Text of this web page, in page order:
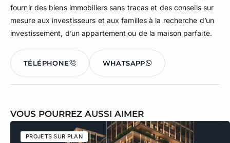
fournir des biens immobiliers sans tracas et des conseils sur
mesure aux investisseurs et aux familles à la recherche d’un
investissement, d’un appartement ou de la maison parfaite.
TÉLÉPHONE WHATSAPP
VOUS POURREZ AUSSI AIMER
PROJETS SUR PLAN